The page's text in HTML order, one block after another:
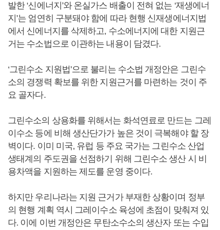
발한 ‘신에너지’와 온실가스 배출이 전혀 없는 ‘재생에너
지’는 엄연히 구분돼야 함에 따라 현행 신재생에너지법
에서 신에너지를 삭제하고, 수소에너지에 대한 지원근
거는 수소법으로 이관하는 내용이 담겼다.
‘그린수소 지원법’으로 불리는 수소법 개정안은 그린수
소의 경쟁력 확보를 위한 지원근거를 마련하는 것이 주
요 골자다.
그린수소의 상용화를 위해서는 화석연료로 만드는 그레
이수소 등에 비해 생산단가가 높은 것이 극복해야 할 장
벽이다. 이미 미국, 유럽 등 주요 국가는 그린수소 산업
생태계의 주도권을 선점하기 위해 그린수소 생산 시 비
용차액을 지원하는 제도를 운영 중이다.
하지만 우리나라는 지원 근거가 부재한 상황이며 정부
의 현행 계획 역시 그레이수소 육성에 초점이 맞춰져 있
다. 이에 이번 개정안은 무탄소수소의 생산자 또는 수입